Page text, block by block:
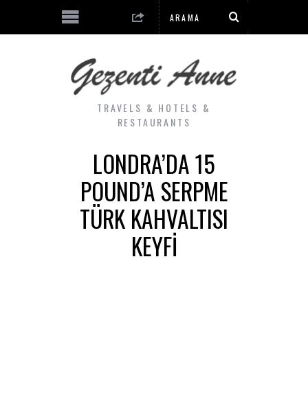
TRAVELS & HOTELS &
RESTAURANTS
LONDRA’DA 15
POUND’A SERPME
TÜRK KAHVALTISI
KEYFI